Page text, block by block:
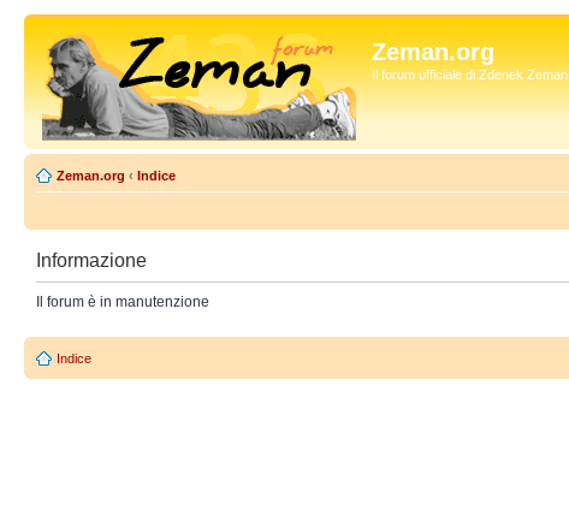
Zeman.org
Il forum ufficiale di Zdenek Zeman
Zeman.org ‹ Indice
Informazione
Il forum è in manutenzione
Indice